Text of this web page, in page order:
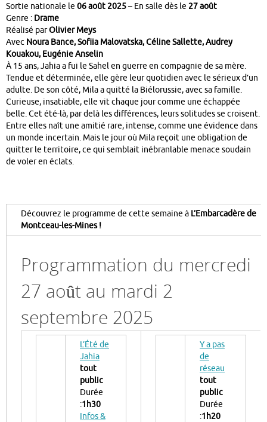
Sortie nationale le 06 août 2025– En salle dès le 27 août
Genre : Drame
Réalisé parOlivier Meys
Avec Noura Bance, Sofiia Malovatska, Céline Sallette, Audrey
Kouakou, Eugénie Anselin
À 15 ans, Jahia a fui le Sahel en guerre en compagnie de sa mère.
Tendue et déterminée, elle gère leur quotidien avec le sérieux d’un
adulte. De son côté, Mila a quitté la Biélorussie, avec sa famille.
Curieuse, insatiable, elle vit chaque jour comme une échappée
belle. Cet été-là, par delà les différences, leurs solitudes se croisent.
Entre elles naît une amitié rare, intense, comme une évidence dans
un monde incertain. Mais le jour où Mila reçoit une obligation de
quitter le territoire, ce qui semblait inébranlable menace soudain
de voler en éclats.
Découvrez le programme de cette semaine à L’Embarcadère de
Montceau-les-Mines !
Programmation du mercredi
27 août au mardi 2
septembre 2025
L’Été de
Jahia
tout
public
Durée
:1h30
Infos &
Y a pas
de
réseau
tout
public
Durée
:1h20